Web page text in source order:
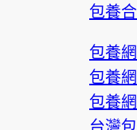
包養
包養
包養
包養